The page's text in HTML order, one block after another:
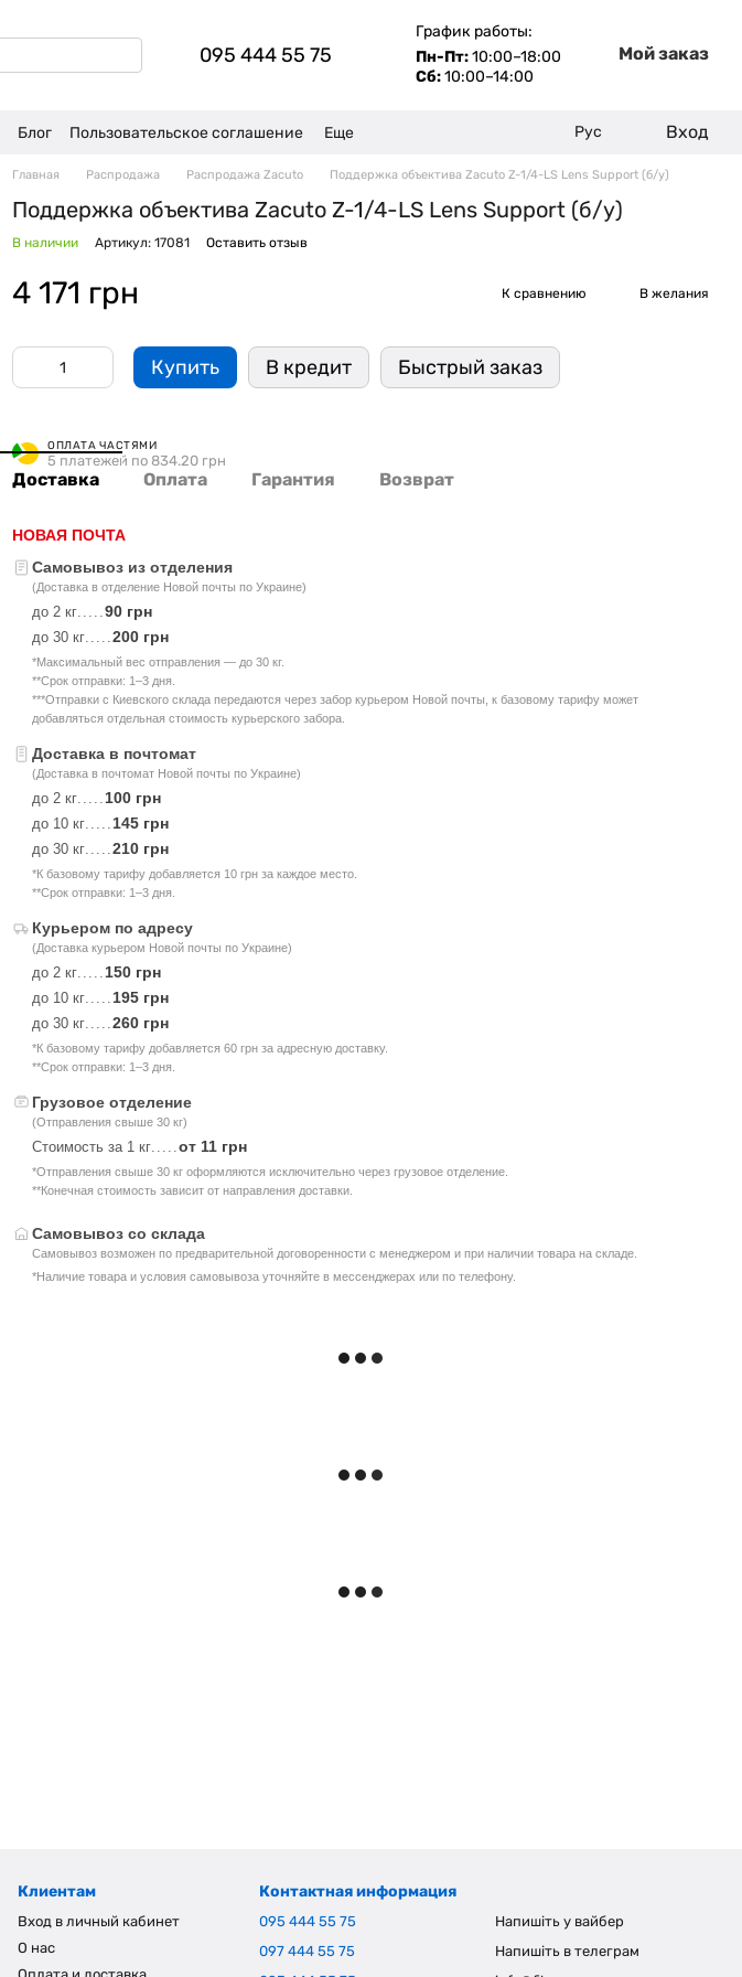
095 444 55 75
График работы:
Пн-Пт:10:00–18:00
Сб:10:00–14:00
Мой заказ
Блог Пользовательское соглашение Еще Рус Вход
Главная Распродажа Распродажа Zacuto Поддержка объектива Zacuto Z-1/4-LS Lens Support (б/у)
Поддержка объектива Zacuto Z-1/4-LS Lens Support (б/у)
В наличии Артикул: 17081 Оставить отзыв
4 171 грн К сравнению В желания
Купить В кредит Быстрый заказ
ОПЛАТА ЧАСТЯМИ
5 платежей по 834.20 грн
Доставка Оплата Гарантия Возврат
НОВАЯ ПОЧТА
Самовывоз из отделения
(Доставка в отделение Новой почты по Украине)
до 2 кг.....90 грн
до 30 кг.....200 грн
*Максимальный вес отправления — до 30 кг.
**Срок отправки: 1–3 дня.
***Отправки с Киевского склада передаются через забор курьером Новой почты, к базовому тарифу может
добавляться отдельная стоимость курьерского забора.
Доставка в почтомат
(Доставка в почтомат Новой почты по Украине)
до 2 кг..... 100 грн
до 10 кг..... 145 грн
до 30 кг.....210 грн
*К базовому тарифу добавляется 10 грн за каждое место.
**Срок отправки: 1–3 дня.
Курьером по адресу
(Доставка курьером Новой почты по Украине)
до 2 кг..... 150 грн
до 10 кг..... 195 грн
до 30 кг.....260 грн
*К базовому тарифу добавляется 60 грн за адресную доставку.
**Срок отправки: 1–3 дня.
Грузовое отделение
(Отправления свыше 30 кг)
Стоимость за 1 кг.....от 11 грн
*Отправления свыше 30 кг оформляются исключительно через грузовое отделение.
**Конечная стоимость зависит от направления доставки.
Самовывоз со склада
Самовывоз возможен по предварительной договоренности с менеджером и при наличии товара на складе.
*Наличие товара и условия самовывоза уточняйте в мессенджерах или по телефону.
Клиентам
Вход в личный кабинет
О нас
Контактная информация
095 444 55 75
097 444 55 75
Напишіть у вайбер
Напишіть в телеграм